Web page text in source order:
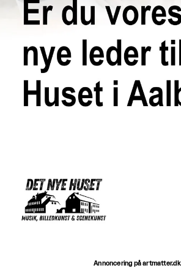
Annoncering på artmatter.dk